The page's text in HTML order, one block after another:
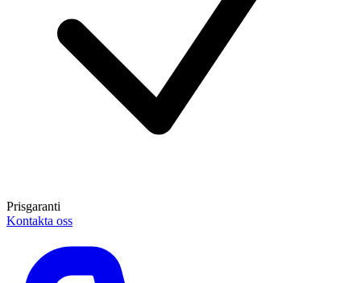
Prisgaranti
Kontakta oss